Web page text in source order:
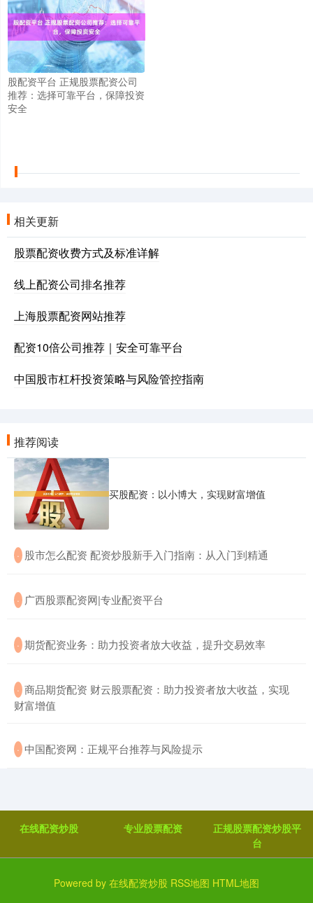
股配资平台 正规股票配资公司
推荐：选择可靠平台，保障投资
安全
相关更新
股票配资收费方式及标准详解
线上配资公司排名推荐
上海股票配资网站推荐
配资10倍公司推荐｜安全可靠平台
中国股市杠杆投资策略与风险管控指南
推荐阅读
买股配资：以小博大，实现财富增值
· ​股市怎么配资 配资炒股新手入门指南：从入门到精通
· ​广西股票配资网|专业配资平台
· ​期货配资业务：助力投资者放大收益，提升交易效率
· ​商品期货配资 财云股票配资：助力投资者放大收益，实现
财富增值
· ​中国配资网：正规平台推荐与风险提示
在线配资炒股 专业股票配资
正规股票配资炒股平
台
Powered by 在线配资炒股 RSS地图 HTML地图